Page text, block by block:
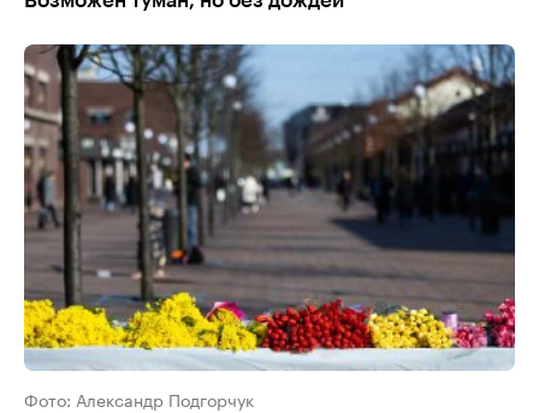
Фото: Александр Подгорчук